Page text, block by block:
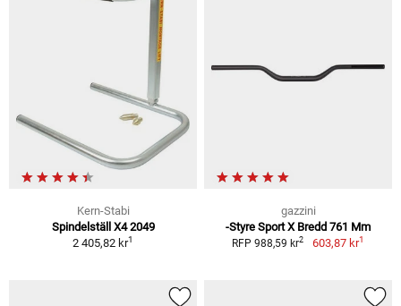
Kern-Stabi
Spindelställ X4 2049
2 405,82 kr1
gazzini
-Styre Sport X Bredd 761 Mm
RFP 988,59 kr2 603,87 kr1